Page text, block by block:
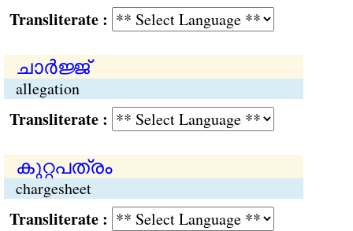
:
ചാര്‍ജ്ജ്
allegation
:
കുറ്റപത്രം
chargesheet
: